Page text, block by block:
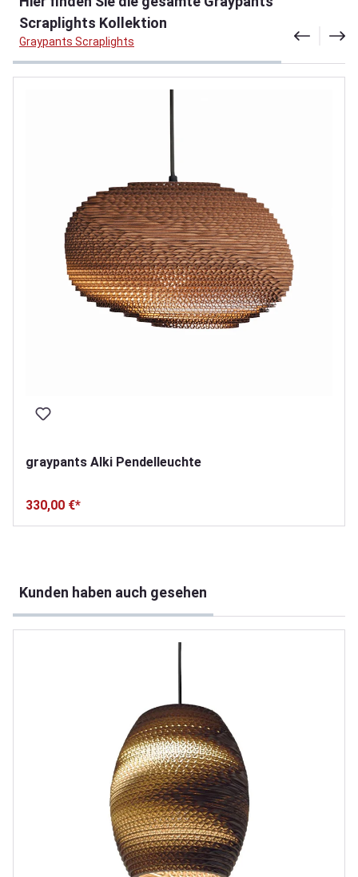
Scraplights Kollektion
Graypants Scraplights
graypants Alki Pendelleuchte
330,00 €*
Kunden haben auch gesehen